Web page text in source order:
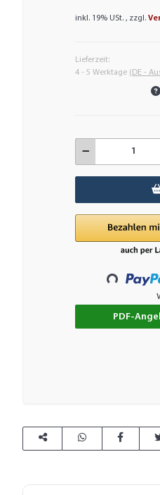
inkl. 19% USt. , zzgl.
Lieferzeit:
4 - 5 Werktage (DE -
Loading...
PDF-